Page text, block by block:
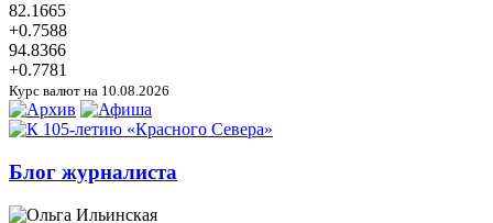
82.1665
+0.7588
94.8366
+0.7781
Курс валют на 10.08.2026
Блог журналиста